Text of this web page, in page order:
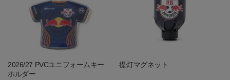
2026/27 PVCユニフォームキー
ホルダー
提灯マグネット